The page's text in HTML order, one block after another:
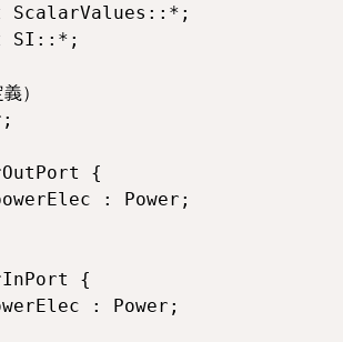
ScalarValues::*;
SI::*;
）
{
: Power;
{
: Power;